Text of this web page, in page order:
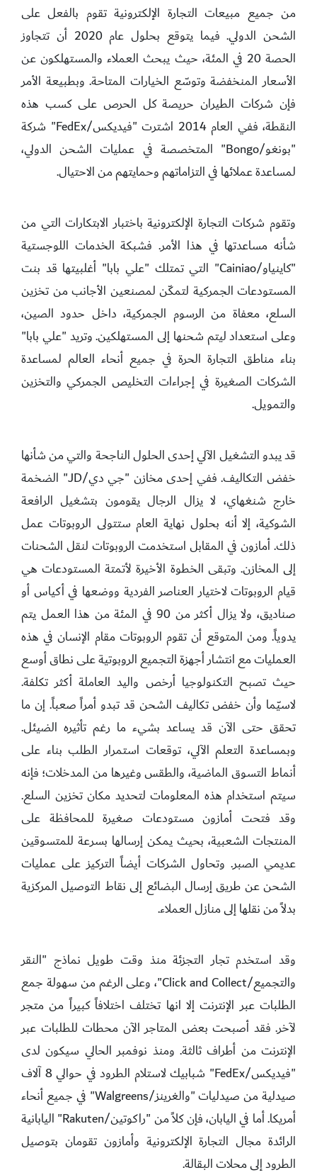
من جميع مبيعات التجارة الإلكترونية تقوم بالفعل على
الشحن الدولي. فيما يتوقع بحلول عام 2020 أن تتجاوز
الحصة 20 في المئة، حيث يبحث العملاء والمستهلكون عن
الأسعار المنخفضة وتوسّع الخيارات المتاحة. وبطبيعة الأمر
فإن شركات الطيران حريصة كل الحرص على كسب هذه
النقطة، ففي العام 2014 اشترت "فيديكس/FedEx" شركة
"بونغو/Bongo" المتخصصة في عمليات الشحن الدولي،
لمساعدة عملائها في التزاماتهم وحمايتهم من الاحتيال.
وتقوم شركات التجارة الإلكترونية باختبار الابتكارات التي من
شأنه مساعدتها في هذا الأمر. فشبكة الخدمات اللوجستية
"كاينياو/Cainiao" التي تمتلك "علي بابا" أغلبيتها قد بنت
المستودعات الجمركية لتمكّن لمصنعين الأجانب من تخزين
السلع، معفاة من الرسوم الجمركية، داخل حدود الصين،
وعلى استعداد ليتم شحنها إلى المستهلكين. وتريد "علي بابا"
بناء مناطق التجارة الحرة في جميع أنحاء العالم لمساعدة
الشركات الصغيرة في إجراءات التخليص الجمركي والتخزين
والتمويل.
قد يبدو التشغيل الآلي إحدى الحلول الناجحة والتي من شأنها
خفض التكاليف. ففي إحدى مخازن "جي دي/JD" الضخمة
خارج شنغهاي، لا يزال الرجال يقومون بتشغيل الرافعة
الشوكية، إلا أنه بحلول نهاية العام ستتولى الروبوتات عمل
ذلك. أمازون في المقابل استخدمت الروبوتات لنقل الشحنات
إلى المخازن. وتبقى الخطوة الأخيرة لأتمتة المستودعات هي
قيام الروبوتات لاختيار العناصر الفردية ووضعها في أكياس أو
صناديق، ولا يزال أكثر من 90 في المئة من هذا العمل يتم
يدوياً. ومن المتوقع أن تقوم الروبوتات مقام الإنسان في هذه
العمليات مع انتشار أجهزة التجميع الروبوتية على نطاق أوسع
حيث تصبح التكنولوجيا أرخص واليد العاملة أكثر تكلفة.
لاسيّما وأن خفض تكاليف الشحن قد تبدو أمراً صعباً. إن ما
تحقق حتى الآن قد يساعد بشيء ما رغم تأثيره الضيئل.
وبمساعدة التعلم الآلي، توقعات استمرار الطلب بناء على
أنماط التسوق الماضية، والطقس وغيرها من المدخلات؛ فإنه
سيتم استخدام هذه المعلومات لتحديد مكان تخزين السلع.
وقد فتحت أمازون مستودعات صغيرة للمحافظة على
المنتجات الشعبية، بحيث يمكن إرسالها بسرعة للمتسوقين
عديمي الصبر. وتحاول الشركات أيضاً التركيز على عمليات
الشحن عن طريق إرسال البضائع إلى نقاط التوصيل المركزية
بدلاً من نقلها إلى منازل العملاء.
وقد استخدم تجار التجزئة منذ وقت طويل نماذج "النقر
والتجميع/Click and Collect"، وعلى الرغم من سهولة جمع
الطلبات عبر الإنترنت إلا انها تختلف اختلافاً كبيراً من متجر
لآخر. فقد أصبحت بعض المتاجر الآن محطات للطلبات عبر
الإنترنت من أطراف ثالثة. ومنذ نوفمبر الحالي سيكون لدى
"فيديكس/FedEx" شبابيك لاستلام الطرود في حوالي 8 آلاف
صيدلية من صيدليات "والغرينز/Walgreens" في جميع أنحاء
أمريكا. أما في اليابان، فإن كلاً من "راكوتين/Rakuten" اليابانية
الرائدة مجال التجارة الإلكترونية وأمازون تقومان بتوصيل
الطرود إلى محلات البقالة.